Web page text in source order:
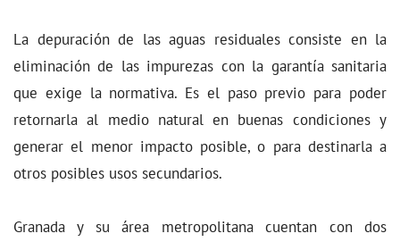
La depuración de las aguas residuales consiste en la
eliminación de las impurezas con la garantía sanitaria
que exige la normativa. Es el paso previo para poder
retornarla al medio natural en buenas condiciones y
generar el menor impacto posible, o para destinarla a
otros posibles usos secundarios.
Granada y su área metropolitana cuentan con dos